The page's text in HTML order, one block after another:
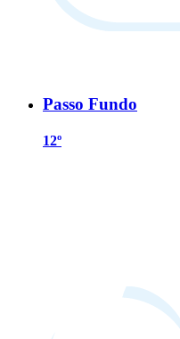
Passo Fundo
12º